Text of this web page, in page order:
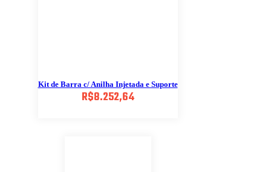
Kit de Barra c/ Anilha Injetada e Suporte
R$8.252,64